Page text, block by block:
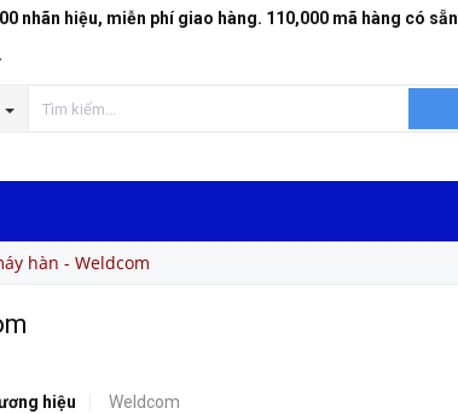
nhãn hiệu, miễn phí giao hàng. 110,000 mã hàng có sẵn
hàn - Weldcom
hiệu
Weldcom